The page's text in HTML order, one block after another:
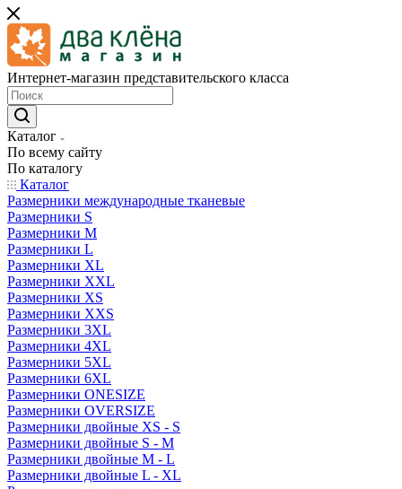
Интернет-магазин представительского класса
Каталог
По всему сайту
По каталогу
Каталог
Размерники международные тканевые
Размерники S
Размерники M
Размерники L
Размерники XL
Размерники XXL
Размерники XS
Размерники XXS
Размерники 3XL
Размерники 4XL
Размерники 5XL
Размерники 6XL
Размерники ONESIZE
Размерники OVERSIZE
Размерники двойные XS - S
Размерники двойные S - M
Размерники двойные M - L
Размерники двойные L - XL